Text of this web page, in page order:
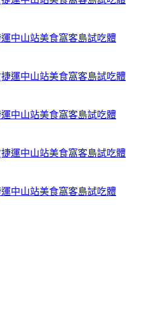
中山站美食窩客島試吃體
中山站美食窩客島試吃體
中山站美食窩客島試吃體